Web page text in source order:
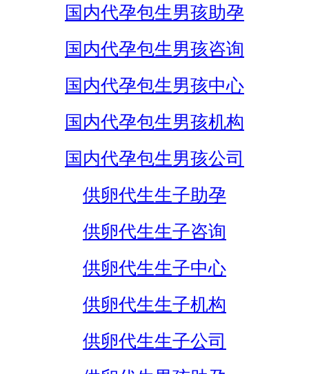
国内代孕包生男孩助孕
国内代孕包生男孩咨询
国内代孕包生男孩中心
国内代孕包生男孩机构
国内代孕包生男孩公司
供卵代生生子助孕
供卵代生生子咨询
供卵代生生子中心
供卵代生生子机构
供卵代生生子公司